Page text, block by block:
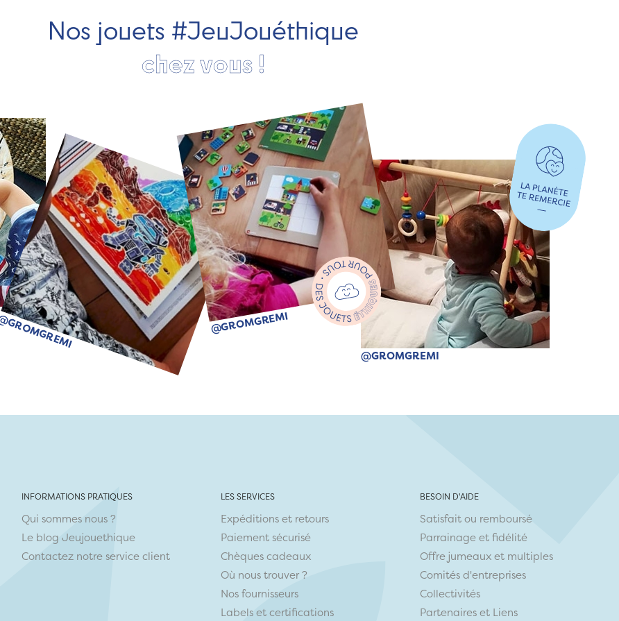
Nos jouets #JeuJouéthique
chez vous !
@GROMGREMI
@GROMGREMI
INFORMATIONS PRATIQUES
Qui sommes nous ?
Le blog Jeujouethique
Contactez notre service client
LES SERVICES
Expéditions et retours
Paiement sécurisé
Chèques cadeaux
Où nous trouver ?
Nos fournisseurs
Labels et certifications
BESOIN D'AIDE
Satisfait ou remboursé
Parrainage et fidélité
Offre jumeaux et multiples
Comités d'entreprises
Collectivités
Partenaireset Liens